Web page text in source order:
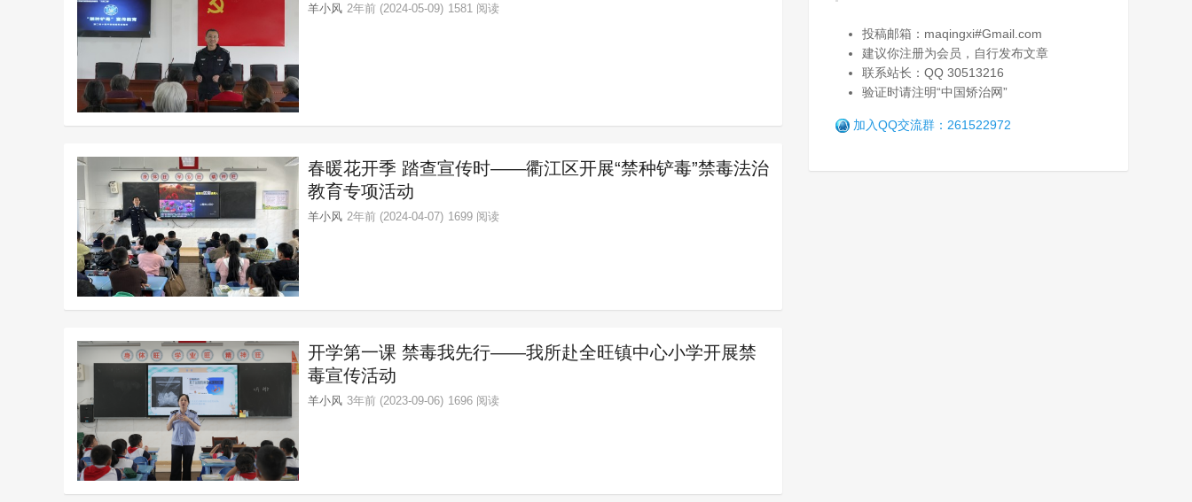
羊小风 2年前 (2024-05-09) 1581 阅读
春暖花开季 踏查宣传时——衢江区开展“禁种铲毒”禁毒法治
教育专项活动
羊小风 2年前 (2024-04-07) 1699 阅读
开学第一课 禁毒我先行——我所赴全旺镇中心小学开展禁
毒宣传活动
羊小风 3年前 (2023-09-06) 1696 阅读
投稿邮箱：maqingxi#Gmail.com
建议你注册为会员，自行发布文章
联系站长：QQ 30513216
验证时请注明“中国矫治网”
加入QQ交流群：261522972